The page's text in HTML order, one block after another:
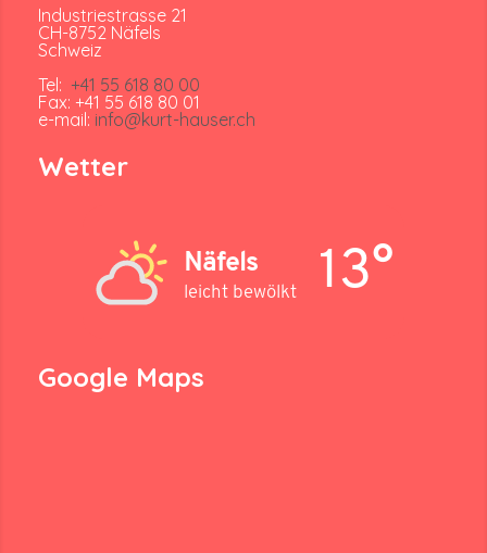
Industriestrasse 21
CH-8752 Näfels
Schweiz
Tel: +41 55 618 80 00
Fax: +41 55 618 80 01
e-mail: info@kurt-hauser.ch
Wetter
Näfels
leicht bewölkt 13°
Google Maps